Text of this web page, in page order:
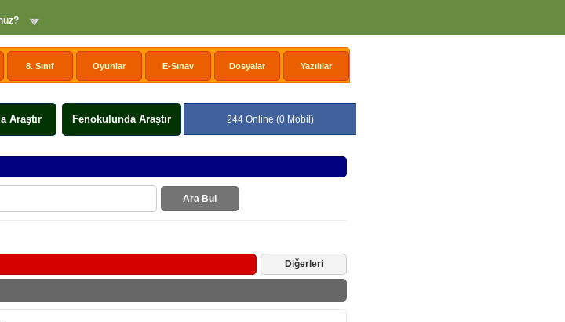
8. Sınıf Oyunlar E-Sınav Dosyalar Yazılılar
Araştır Fenokulunda Araştır 244 Online (0 Mobil)
Ara Bul
Diğerleri